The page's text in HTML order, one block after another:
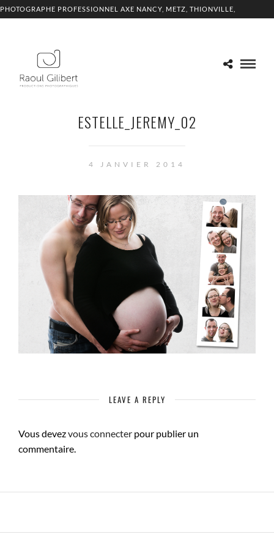
PHOTOGRAPHE PROFESSIONNEL AXE NANCY, METZ, THIONVILLE,
ESTELLE_JEREMY_02
4 JANVIER 2014
LEAVE A REPLY
Vous devezvous connecter pour publier un
commentaire.